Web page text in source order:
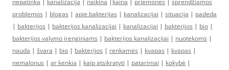
nepatinka | kanalizacija | naikina | kaina | priemonės | sprendžiamos
problemos | blogas | apie bakterijas | kanalizacijai | situacija | padeda
| bakterijos | bakterijos kanalizacijai | kanalizacijai | bakterijos | bio |
bakterijos valymo įrenginiams | bakterijos kanalizacijai | nuotekoms |
nauda | švara | bio | bakterijos | renkamės | kvapas | kvapas |
nemalonus | ar kenkia | kaip atsikratyti | patarimai | kokybė |